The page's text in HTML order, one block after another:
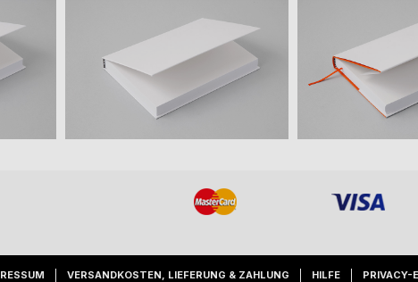
VERSANDKOSTEN, LIEFERUNG & ZAHLUNG HILFE PRIVACY-